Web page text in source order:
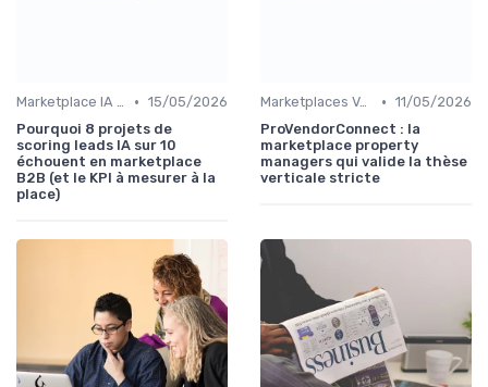
Marketplace IA et Automatisation • 15/05/2026
Pourquoi 8 projets de
scoring leads IA sur 10
échouent en marketplace
B2B (et le KPI à mesurer à la
place)
Marketplaces Verticales • 11/05/2026
ProVendorConnect : la
marketplace property
managers qui valide la thèse
verticale stricte